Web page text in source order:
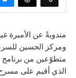
مندوبةً عن الأميرة
ومركز الحسين
متطوّعين من برنامج
الذي أقيم على